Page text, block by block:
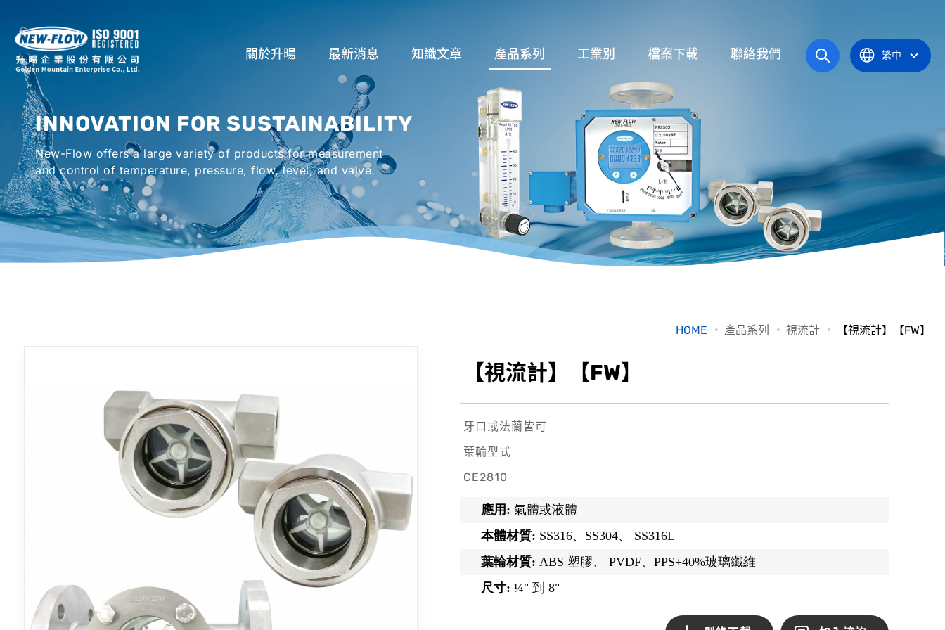
關於升暘
所在地
全球代理商
最新消息 知識文章
液位計種類及運作
壓力開關
產品系列
流量系列
液位系列
溫度系列
壓力系列
閥件系列
配件系列
工業別
潤滑系統
冷卻機組系統
烤箱及臭氧反應爐
機械密封罐系統
緊急淋浴洗眼器
檔案下載
操作手冊
產品型錄
認證證書
聯絡我們 繁中
INNOVATION FOR SUSTAINABILITY
New-Flow offers a large variety of products for measurement
and control of temperature, pressure, flow, level, and valve.
HOME 產品系列 視流計 【視流計】【FW】
【視流計】【FW】
牙口或法蘭皆可
葉輪型式
CE2810
應用:氣體或液體
本體材質: SS316、SS304、 SS316L
葉輪材質:ABS 塑膠、 PVDF、PPS+40%玻璃纖維
尺寸:¼" 到 8"